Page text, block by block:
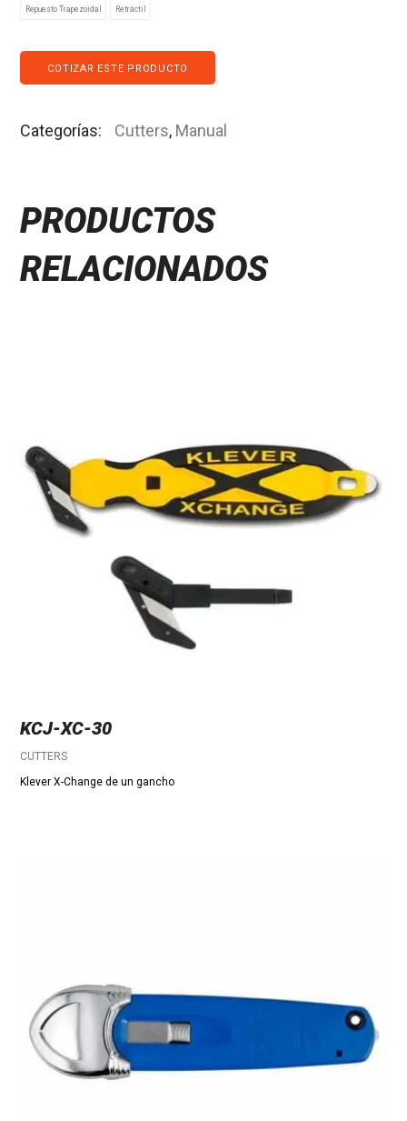
Repuesto Trapezoidal Retráctil
COTIZAR ESTE PRODUCTO
Categorías: Cutters, Manual
PRODUCTOS
RELACIONADOS
KCJ-XC-30
CUTTERS
Klever X-Change de un gancho